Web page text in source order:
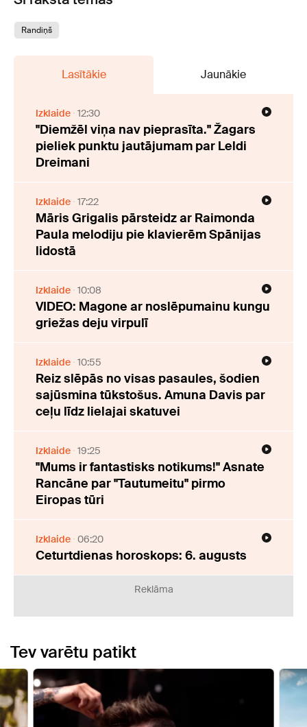
Randiņš
Lasītākie Jaunākie
Izklaide 12:30
"Diemžēl viņa nav pieprasīta." Žagars
pieliek punktu jautājumam par Leldi
Dreimani
Izklaide 17:22
Māris Grigalis pārsteidz ar Raimonda
Paula melodiju pie klavierēm Spānijas
lidostā
Izklaide 10:08
VIDEO: Magone ar noslēpumainu kungu
griežas deju virpulī
Izklaide 10:55
Reiz slēpās no visas pasaules, šodien
sajūsmina tūkstošus. Amuna Davis par
ceļu līdz lielajai skatuvei
Izklaide 19:25
"Mums ir fantastisks notikums!" Asnate
Rancāne par "Tautumeitu" pirmo
Eiropas tūri
Izklaide 06:20
Ceturtdienas horoskops: 6. augusts
Reklāma
Tev varētu patikt